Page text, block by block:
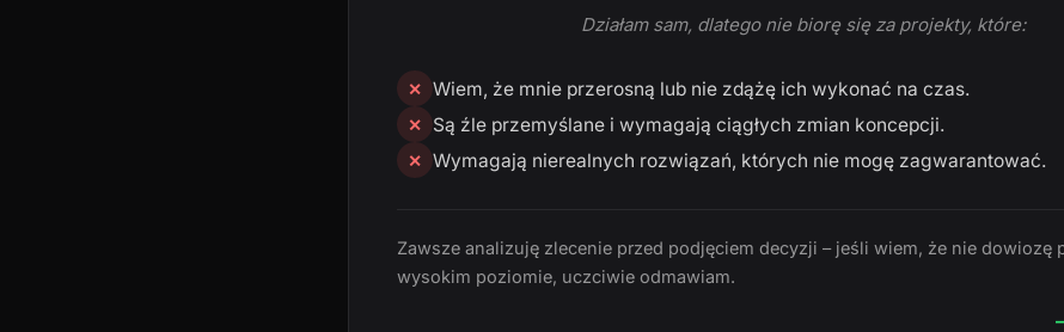
Działam sam, dlatego nie biorę się za projekty, które:
✕ Wiem, że mnie przerosną lub nie zdążę ich wykonać na czas.
✕ Są źle przemyślane i wymagają ciągłych zmian koncepcji.
✕ Wymagają nierealnych rozwiązań, których nie mogę zagwarantować.
Zawsze analizuję zlecenie przed podjęciem decyzji – jeśli wiem, że nie dowiozę
wysokim poziomie, uczciwie odmawiam.